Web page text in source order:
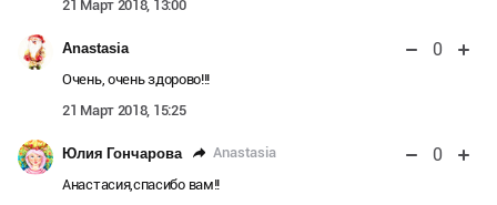
21 Март 2018, 13:00
Аnastasia 0
Очень, очень здорово!!!
21 Март 2018, 15:25
Юлия Гончарова Аnastasia 0
Анастасия,спасибо вам!!